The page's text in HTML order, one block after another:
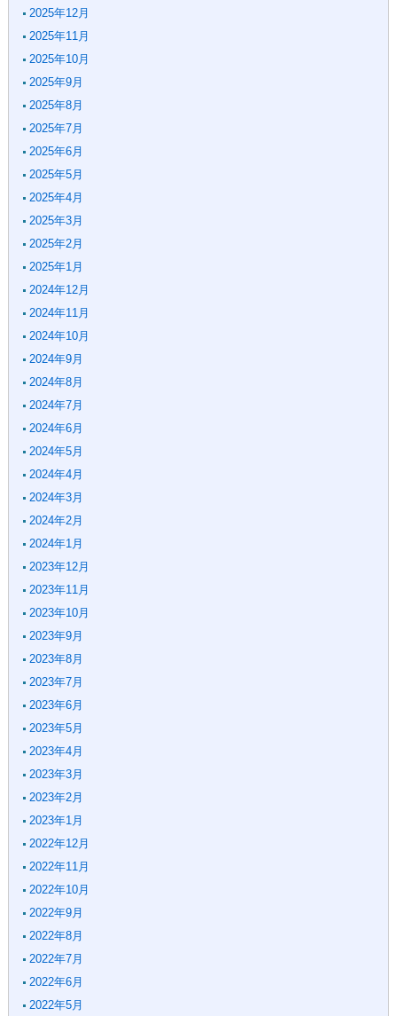
2025年12月
2025年11月
2025年10月
2025年9月
2025年8月
2025年7月
2025年6月
2025年5月
2025年4月
2025年3月
2025年2月
2025年1月
2024年12月
2024年11月
2024年10月
2024年9月
2024年8月
2024年7月
2024年6月
2024年5月
2024年4月
2024年3月
2024年2月
2024年1月
2023年12月
2023年11月
2023年10月
2023年9月
2023年8月
2023年7月
2023年6月
2023年5月
2023年4月
2023年3月
2023年2月
2023年1月
2022年12月
2022年11月
2022年10月
2022年9月
2022年8月
2022年7月
2022年6月
2022年5月